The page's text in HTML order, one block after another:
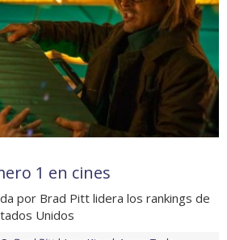
1 en cines
por Brad Pitt lidera los rankings de
Unidos